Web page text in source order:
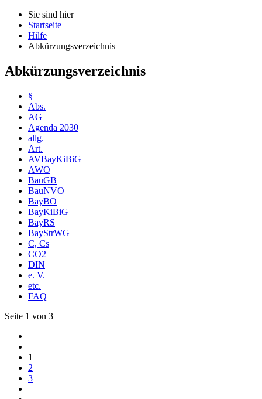
Sie sind hier
Startseite
Hilfe
Abkürzungsverzeichnis
Abkürzungsverzeichnis
§
Abs.
AG
Agenda 2030
allg.
Art.
AVBayKiBiG
AWO
BauGB
BauNVO
BayBO
BayKiBiG
BayRS
BayStrWG
C, Cs
CO2
DIN
e. V.
etc.
FAQ
Seite 1 von 3
1
2
3